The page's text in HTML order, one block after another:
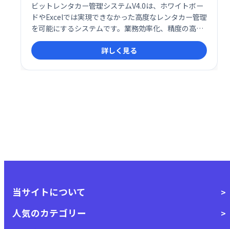
ビットレンタカー管理システムV4.0は、ホワイトボー
ドやExcelでは実現できなかった高度なレンタカー管理
を可能にするシステムです。業務効率化、精度の高い
データ管理で、お客様のビジネスを強力にサポートし
ます。
詳しく見る
当サイトについて
人気のカテゴリー